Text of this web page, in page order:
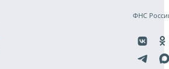
ФНС